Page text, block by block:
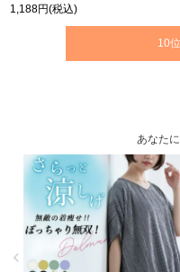
1,188円(税込)
10
あなた